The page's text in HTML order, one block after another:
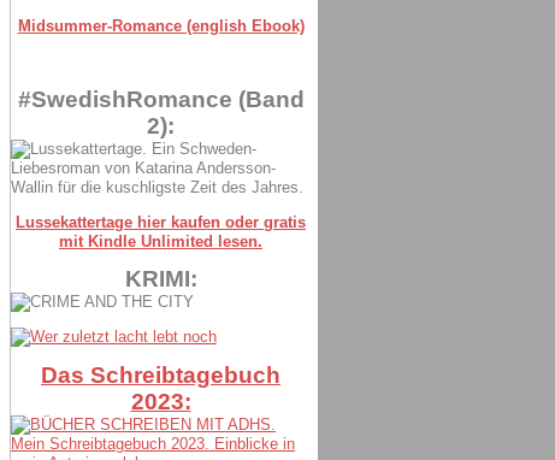
Midsummer-Romance (english Ebook)
#SwedishRomance (Band
2):
Lussekattertage hier kaufen oder gratis
mit Kindle Unlimited lesen.
KRIMI:
Das Schreibtagebuch
2023: